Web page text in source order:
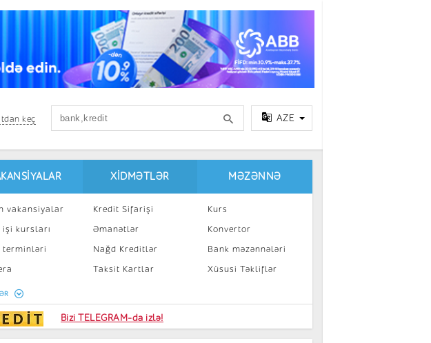
keç AZE
vakansiyalar
işi kursları
terminləri
inkişaf
XIDMƏTLƏR
Kredit Sifarişi
Əmanətlər
Nağd Kreditlər
Taksit Kartlar
Kart sifarişi
MƏZƏNNƏ
Kurs
Konvertor
Bank məzənnələri
Xüsusi Təkliflər
Bizi TELEGRAM-da izlə!